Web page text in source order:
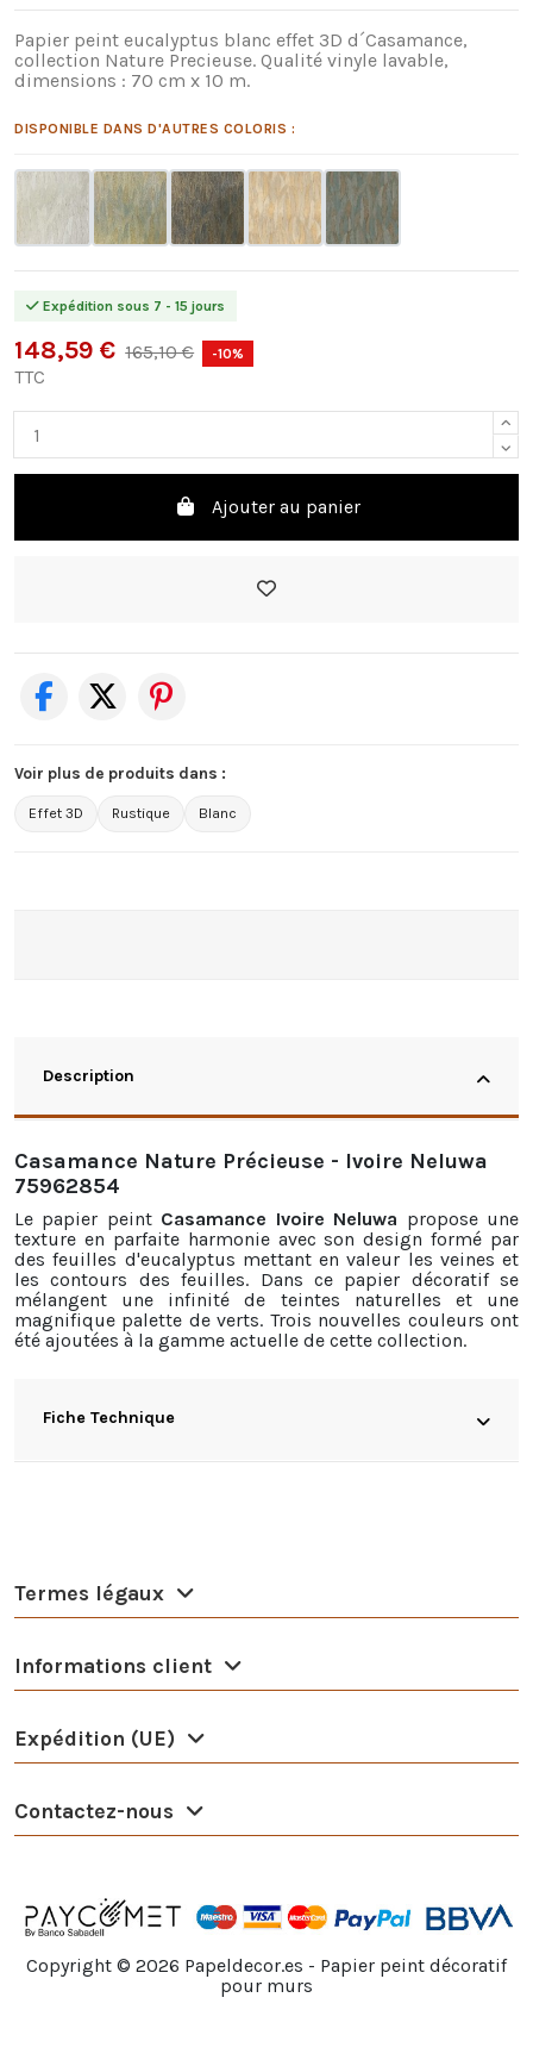
Papier peint eucalyptus blanc effet 3D d´Casamance,
collection Nature Precieuse. Qualité vinyle lavable,
dimensions : 70 cm x 10 m.
DISPONIBLE DANS D'AUTRES COLORIS :
Expédition sous 7 - 15 jours
148,59 € 165,10 € -10%
TTC
Ajouter au panier
Voir plus de produits dans :
Effet 3D Rustique Blanc
Description
Casamance Nature Précieuse - Ivoire Neluwa
75962854
Le papier peint Casamance Ivoire Neluwa propose une
texture en parfaite harmonie avec son design formé par
des feuilles d'eucalyptus mettant en valeur les veines et
les contours des feuilles. Dans ce papier décoratif se
mélangent une infinité de teintes naturelles et une
magnifique palette de verts. Trois nouvelles couleurs ont
été ajoutées à la gamme actuelle de cette collection.
Fiche Technique
Termes légaux
Informations client
Expédition (UE)
Contactez-nous
Copyright © 2026 Papeldecor.es - Papier peint décoratif
pour murs